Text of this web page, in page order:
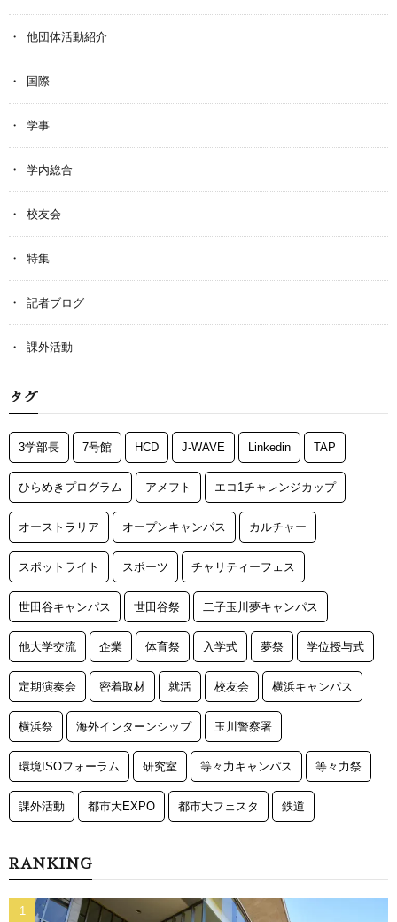
他団体活動紹介
国際
学事
学内総合
校友会
特集
記者ブログ
課外活動
タグ
3学部長 7号館 HCD J-WAVE Linkedin TAP
ひらめきプログラム アメフト エコ1チャレンジカップ
オーストラリア オープンキャンパス カルチャー
スポットライト スポーツ チャリティーフェス
世田谷キャンパス 世田谷祭 二子玉川夢キャンパス
他大学交流 企業 体育祭 入学式 夢祭 学位授与式
定期演奏会 密着取材 就活 校友会 横浜キャンパス
横浜祭 海外インターンシップ 玉川警察署
環境ISOフォーラム 研究室 等々力キャンパス 等々力祭
課外活動 都市大EXPO 都市大フェスタ 鉄道
RANKING